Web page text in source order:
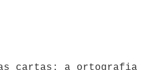
cartas: a ortografia